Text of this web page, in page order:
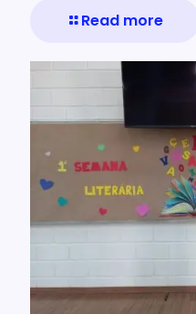
Read more